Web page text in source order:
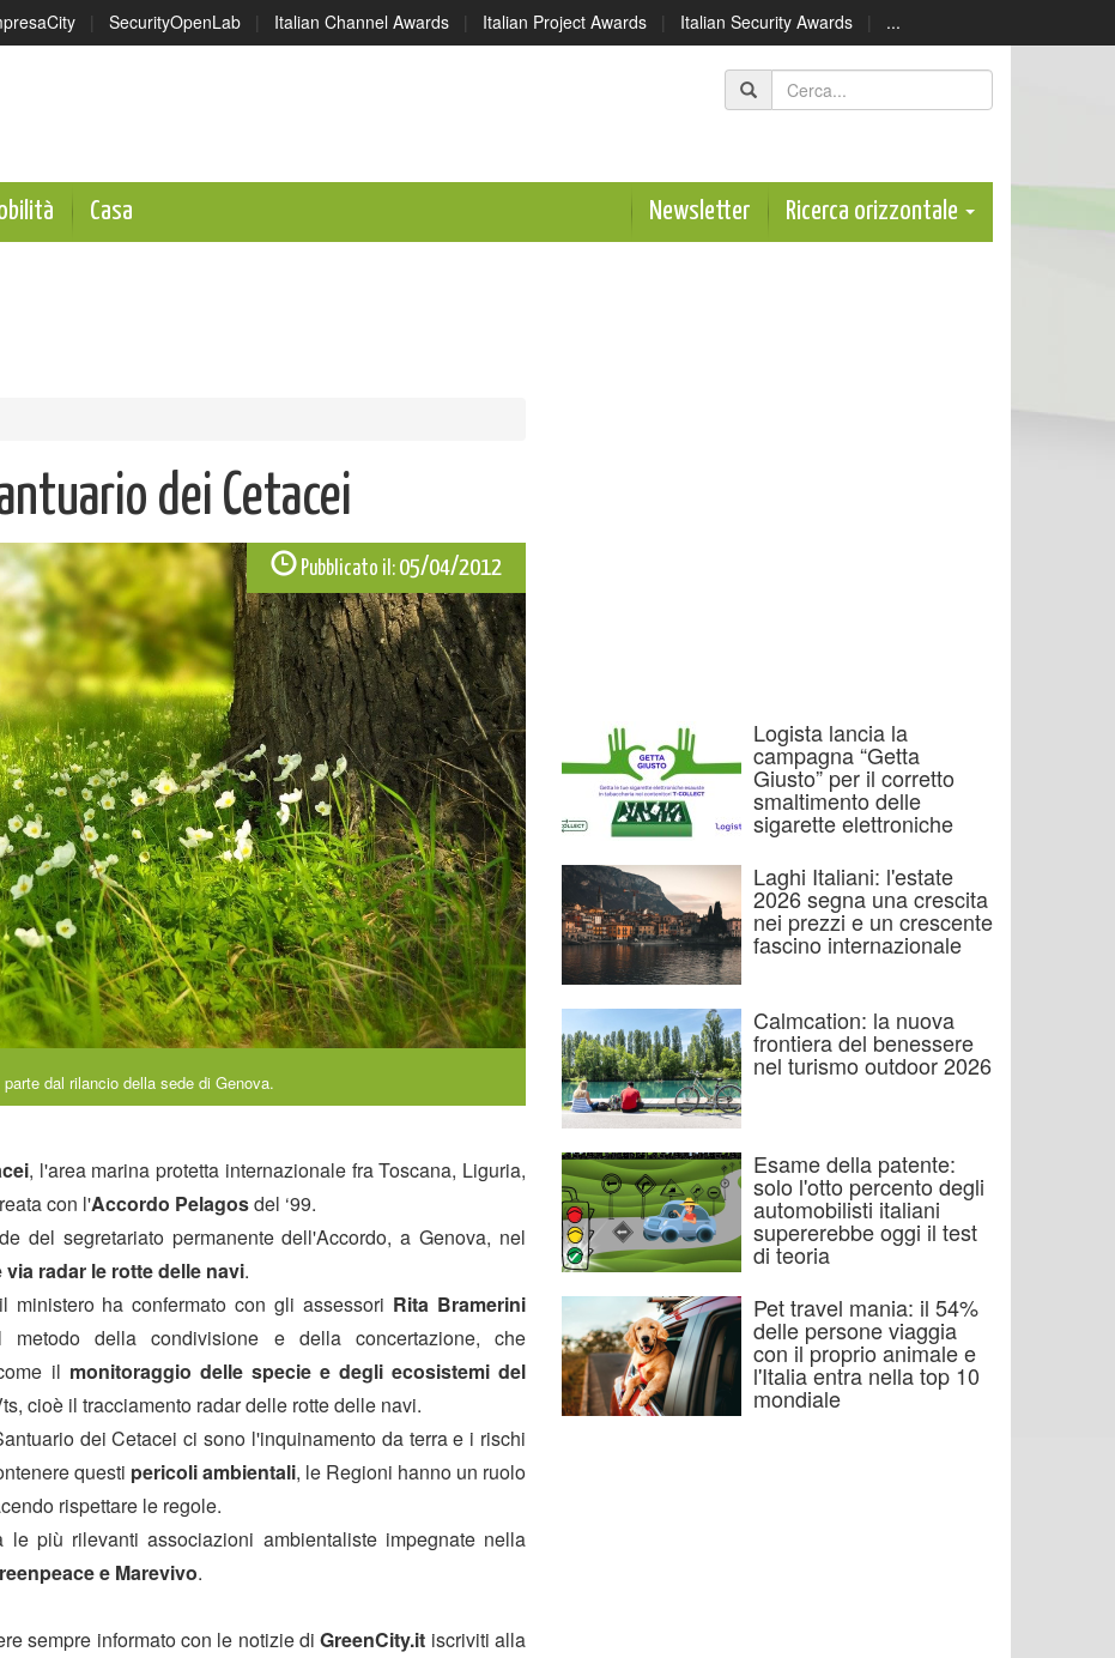
| SecurityOpenLab | Italian Channel Awards | Italian Project Awards | Italian Security Awards | ...
Casa Newsletter Ricerca orizzontale
dei Cetacei
Pubblicato il: 05/04/2012
dal rilancio della sede di Genova.
, l'area marina protetta internazionale fra Toscana, Liguria,
con l'Accordo Pelagosdel ‘99.
del segretariato permanente dell'Accordo, a Genova, nel
radar le rotte delle navi.
ha confermato con gli assessori Rita Bramerini
metodo della condivisione e della concertazione, che
il monitoraggio delle specie e degli ecosistemi del
cioè il tracciamento radar delle rotte delle navi.
dei Cetacei ci sono l'inquinamento da terra e i rischi
questi pericoli ambientali, le Regioni hanno un ruolo
rispettare le regole.
più rilevanti associazioni ambientaliste impegnate nella
e Marevivo.
sempre informato con le notizie diGreenCity.it iscriviti alla
Logista lancia la
campagna “Getta
Giusto” per il corretto
smaltimento delle
sigarette elettroniche
Laghi Italiani: l'estate
2026 segna una crescita
nei prezzi e un crescente
fascino internazionale
Calmcation: la nuova
frontiera del benessere
nel turismo outdoor 2026
Esame della patente:
solo l'otto percento degli
automobilisti italiani
supererebbe oggi il test
di teoria
Pet travel mania: il 54%
delle persone viaggia
con il proprio animale e
l'Italia entra nella top 10
mondiale